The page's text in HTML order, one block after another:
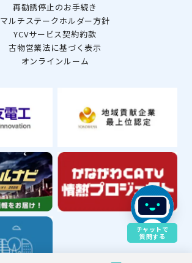
再勧誘停止のお手続き
マルチステークホルダー方針
YCVサービス契約約款
古物営業法に基づく表示
オンラインルーム
チャットで
質問する